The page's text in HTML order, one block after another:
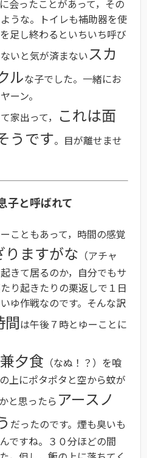
会ったことがあって，その
うな。トイレも補助器を使
足し終わるといちいち呼び
いと気が済まないスカ
ルな子でした。一緒にお
ーン。
家出って，
これは面
うです。目が離せませ
子と呼ばれて
こともあって，時間の感覚
ますがな （アチャ
きて居るのか，自分でもサ
り起きたりの栗返しで１日
ゆ作戦なのです。そんな訳
間は午後７時とゆーことに
夕食 （なぬ！？）を喰
上にポタポタと空から蚊が
と思ったら アースノ
だったのです。煙も臭いも
ですね。３０分ほどの間